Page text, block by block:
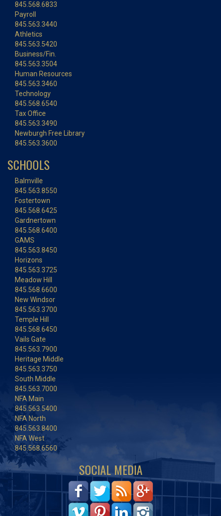
845.568.6833
Payroll
845.563.3440
Athletics
845.563.5420
Business/Fin.
845.563.3504
Human Resources
845.563.3460
Technology
845.568.6540
Tax Office
845.563.3490
Newburgh Free Library
845.563.3600
SCHOOLS
Balmville
845.563.8550
Fostertown
845.568.6425
Gardnertown
845.568.6400
GAMS
845.563.8450
Horizons
845.563.3725
Meadow Hill
845.568.6600
New Windsor
845.563.3700
Temple Hill
845.568.6450
Vails Gate
845.563.7900
Heritage Middle
845.563.3750
South Middle
845.563.7000
NFA Main
845.563.5400
NFA North
845.563.8400
NFA West
845.568.6560
SOCIAL MEDIA